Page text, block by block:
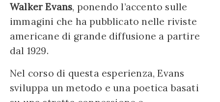
Walker Evans, ponendo l’accento sulle
immagini che ha pubblicato nelle riviste
americane di grande diffusione a partire
dal 1929.
Nel corso di questa esperienza, Evans
sviluppa un metodo e una poetica basati